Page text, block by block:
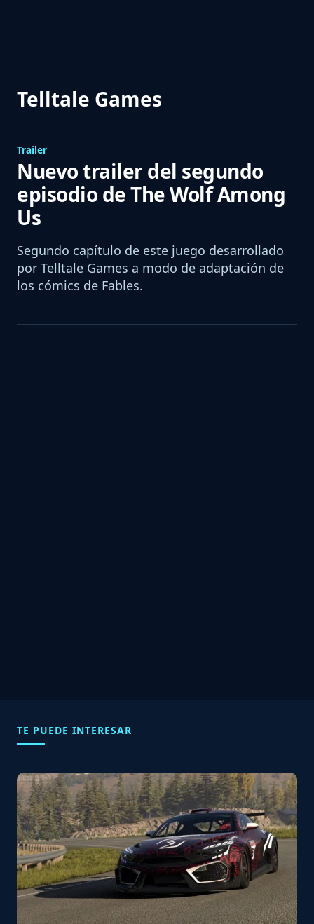
Telltale Games
Trailer
Nuevo trailer del segundo
episodio de The Wolf Among
Us
Segundo capítulo de este juego desarrollado
por Telltale Games a modo de adaptación de
los cómics de Fables.
TE PUEDE INTERESAR